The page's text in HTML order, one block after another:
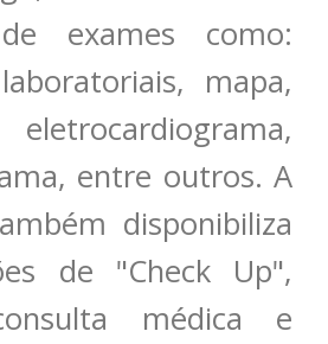
exames como:
mapa,
entre outros. A
disponibiliza
de "Check Up",
médica e